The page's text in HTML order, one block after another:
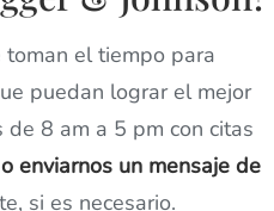
toman el tiempo para
puedan lograr el mejor
8 am a 5 pm con citas
enviarnos un mensaje de
si es necesario.